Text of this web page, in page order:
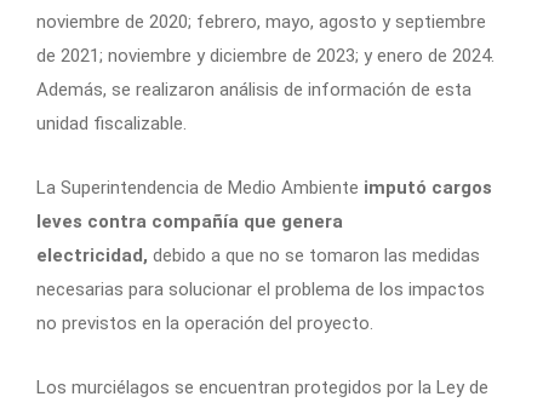
noviembre de 2020; febrero, mayo, agosto y septiembre
de 2021; noviembre y diciembre de 2023; y enero de 2024.
Además, se realizaron análisis de información de esta
unidad fiscalizable.
La Superintendencia de Medio Ambiente imputó cargos
leves contra compañía que genera
electricidad, debido a que no se tomaron las medidas
necesarias para solucionar el problema de los impactos
no previstos en la operación del proyecto.
Los murciélagos se encuentran protegidos por la Ley de